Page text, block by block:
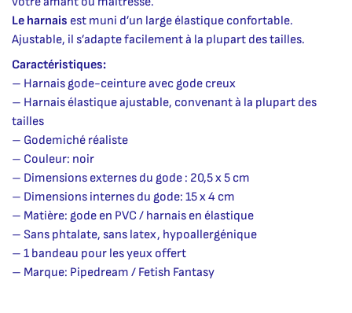
Le harnais est muni d’un large élastique confortable.
Ajustable, il s’adapte facilement à la plupart des tailles.
Caractéristiques:
– Harnais gode-ceinture avec gode creux
– Harnais élastique ajustable, convenant à la plupart des
tailles
– Godemiché réaliste
– Couleur: noir
– Dimensions externes du gode : 20,5 x 5 cm
– Dimensions internes du gode: 15 x 4 cm
– Matière: gode en PVC / harnais en élastique
– Sans phtalate, sans latex, hypoallergénique
– 1 bandeau pour les yeux offert
– Marque: Pipedream / Fetish Fantasy